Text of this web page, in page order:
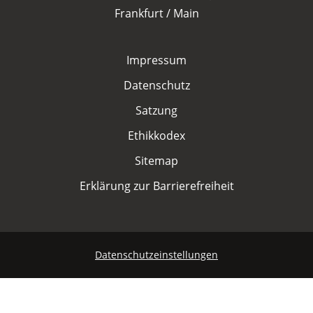
Frankfurt / Main
Impressum
Datenschutz
Satzung
Ethikkodex
Sitemap
Erklärung zur Barrierefreiheit
Datenschutzeinstellungen
Marketing-Cookies werden von Drittanbietern verwendet,
um personalisierte Werbung anzuzeigen. Dazu verfolgen
_gcl_aw, _gcl_gs, _gclid, _gcl_au, FPGCLAW, FPAU
messen und damit eine optimale Verteilung unseres